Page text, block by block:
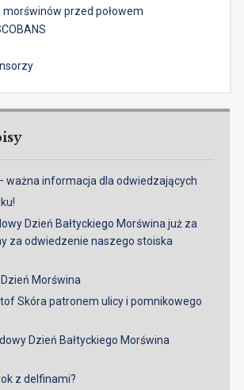
przed połowem
ważna informacja dla odwiedzających
Dzień Bałtyckiego Morświna już za
za odwiedzenie naszego stoiska
Morświna
Skóra patronem ulicy i pomnikowego
Dzień Bałtyckiego Morświna
z delfinami?